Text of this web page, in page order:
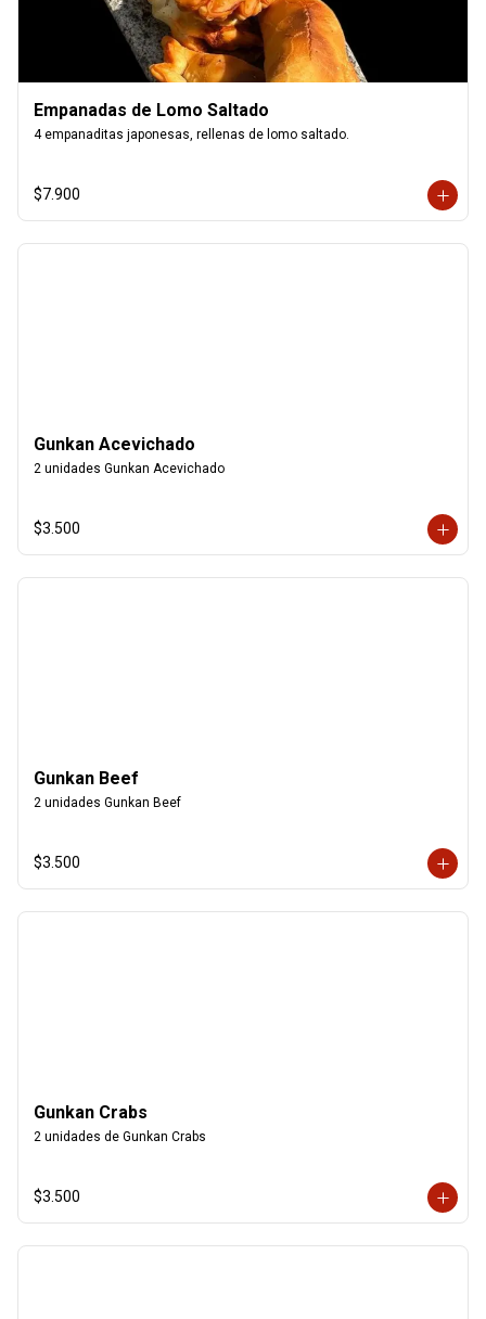
Empanadas de Lomo Saltado
4 empanaditas japonesas, rellenas de lomo saltado.
$7.900
Gunkan Acevichado
2 unidades Gunkan Acevichado
$3.500
Gunkan Beef
2 unidades Gunkan Beef
$3.500
Gunkan Crabs
2 unidades de Gunkan Crabs
$3.500